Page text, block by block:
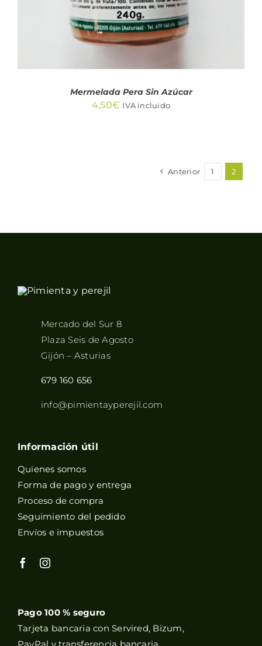
Mermelada Pera Sin Azúcar
4,50€ IVA incluido
Anterior 1 2
Mercado del Sur 8
Plaza Seis de Agosto
Gijón – Asturias
679 160 656
info@pimientayperejil.com
Información útil
Quienes somos
Forma de pago y entrega
Proceso de compra
Seguimiento del pedido
Envíos e impuestos
Pago 100 % seguro
Tarjeta bancaria con Servired, Bizum,
PayPal y transferencia bancaria